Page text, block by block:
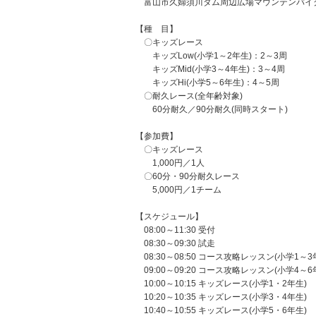
富山市久婦須川ダム周辺広場マウンテンバイ
【種 目】
〇キッズレース
キッズLow(小学1～2年生)：2～3周
キッズMid(小学3～4年生)：3～4周
キッズHi(小学5～6年生)：4～5周
〇耐久レース(全年齢対象)
60分耐久／90分耐久(同時スタート)
【参加費】
〇キッズレース
1,000円／1人
〇60分・90分耐久レース
5,000円／1チーム
【スケジュール】
08:00～11:30 受付
08:30～09:30 試走
08:30～08:50 コース攻略レッスン(小学1～3
09:00～09:20 コース攻略レッスン(小学4～6
10:00～10:15 キッズレース(小学1・2年生)
10:20～10:35 キッズレース(小学3・4年生)
10:40～10:55 キッズレース(小学5・6年生)